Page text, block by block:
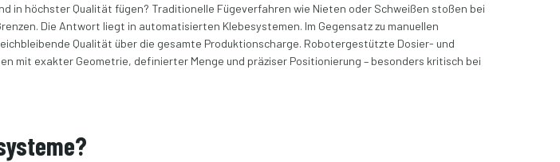
in höchster Qualität fügen? Traditionelle Fügeverfahren wie Nieten oder Schweißen stoßen bei
Die Antwort liegt in automatisierten Klebesystemen. Im Gegensatz zu manuellen
Qualität über die gesamte Produktionscharge. Robotergestützte Dosier- und
mit exakter Geometrie, definierter Menge und präziser Positionierung – besonders kritisch bei